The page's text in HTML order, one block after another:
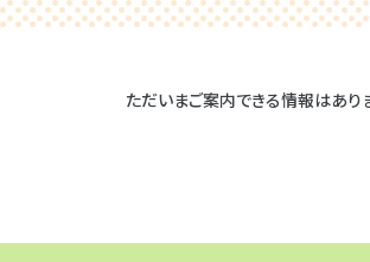
ただいまご案内できる情報はあり